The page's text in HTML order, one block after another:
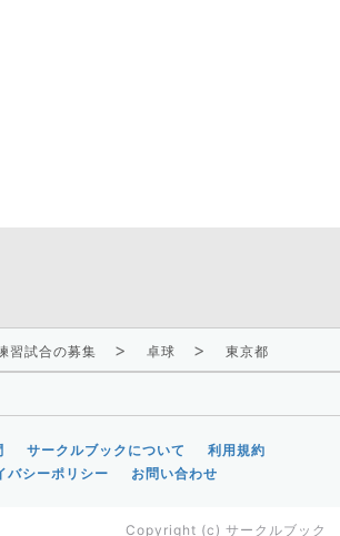
習試合の募集 卓球 東京都
サークルブックについて
利用規約
バシーポリシー
お問い合わせ
Copyright (c) サークルブック